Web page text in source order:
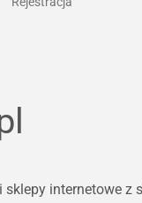
internetowe z